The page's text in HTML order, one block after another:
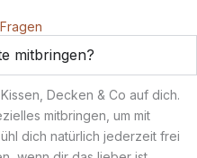
mitbringen?
Decken & Co auf dich.
mitbringen, um mit
dich natürlich jederzeit frei